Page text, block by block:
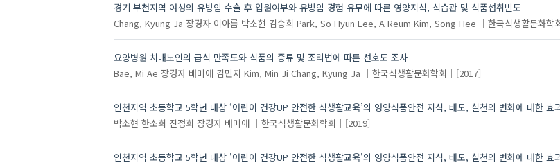
경기 부천지역 여성의 유방암 수술 후 입원여부와 유방암 경험 유무에 따른 영양지식, 식습관 및 식품섭취빈도
Chang, Kyung Ja 장경자 이아름 박소현 김송희 Park, So Hyun Lee, A Reum Kim, Song Hee 한국식생활문화학
요양병원 치매노인의 급식 만족도와 식품의 종류 및 조리법에 따른 선호도 조사
Bae, Mi Ae 장경자 배미애 김민지 Kim, Min Ji Chang, Kyung Ja 한국식생활문화학회 [2017]
인천지역 초등학교 5학년 대상 ‘어린이 건강UP 안전한 식생활교육’의 영양식품안전 지식, 태도, 실천의 변화에 대한 효
박소현 한소희 진정희 장경자 배미애 한국식생활문화학회 [2019]
인천지역 초등학교 5학년 대상 '어린이 건강UP 안전한 식생활교육'의 영양식품안전 지식, 태도, 실천의 변화에 대한 효